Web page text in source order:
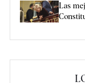
Las